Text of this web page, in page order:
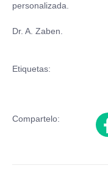
personalizada.
Dr. A. Zaben.
Etiquetas:
Compartelo: